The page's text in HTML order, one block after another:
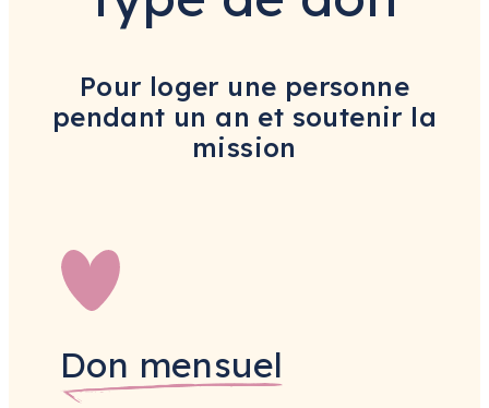
Pour loger une personne
pendant un an et soutenir la
mission
Don mensuel